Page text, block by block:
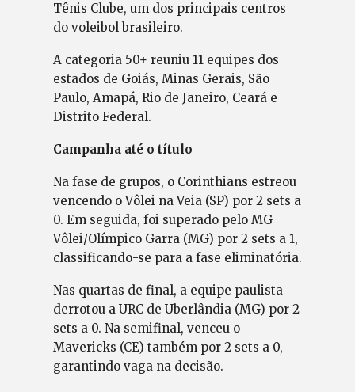
Tênis Clube, um dos principais centros
do voleibol brasileiro.
A categoria 50+ reuniu 11 equipes dos
estados de Goiás, Minas Gerais, São
Paulo, Amapá, Rio de Janeiro, Ceará e
Distrito Federal.
Campanha até o título
Na fase de grupos, o Corinthians estreou
vencendo o Vôlei na Veia (SP) por 2 sets a
0. Em seguida, foi superado pelo MG
Vôlei/Olímpico Garra (MG) por 2 sets a 1,
classificando-se para a fase eliminatória.
Nas quartas de final, a equipe paulista
derrotou a URC de Uberlândia (MG) por 2
sets a 0. Na semifinal, venceu o
Mavericks (CE) também por 2 sets a 0,
garantindo vaga na decisão.